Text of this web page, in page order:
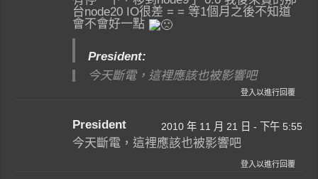
台node20 IO很差 = = 等1個月之後不知道
會不會好一點
President:
今天斷電，這裡應該也被影響吧
登入以進行回覆
President 2010 年 11 月 21 日 - 下午 5:55
今天斷電，這裡應該也被影響吧
登入以進行回覆